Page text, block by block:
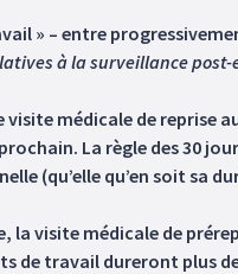
» – entre
à la surveillance
médicale de reprise
La règle des 30
(qu’elle qu’en soit sa
visite médicale de
travail dureront plus de